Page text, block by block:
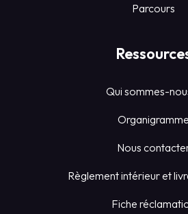
Parcours
Qui sommes-
Organigramme
Nous
Règlement intérieur et
Fiche